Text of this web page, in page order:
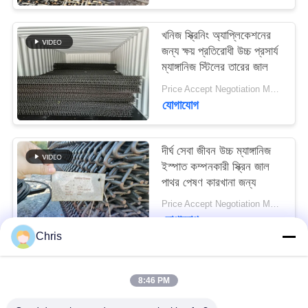
POLICY
খনিজ স্ক্রিনিং অ্যাপ্লিকেশনের
জন্য ক্ষয় প্রতিরোধী উচ্চ প্রসার্য
ম্যাঙ্গানিজ স্টিলের তারের জাল
Price Accept Negotiation MOQ:10 টুকরা
যোগাযোগ
দীর্ঘ সেবা জীবন উচ্চ ম্যাঙ্গানিজ
ইস্পাত কম্পনকারী স্ক্রিন জাল
পাথর পেষণ কারখানা জন্য
Price Accept Negotiation MOQ:10 টুকরা
যোগাযোগ
Chris
8:46 PM